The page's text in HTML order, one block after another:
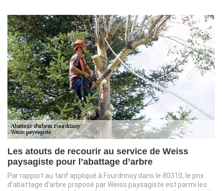
Les atouts de recourir au service de Weiss
paysagiste pour l’abattage d’arbre
Par rapport au tarif appliqué à Fourdrinoy dans le 80310, le prix
d’abattage d’arbre proposé par Weiss paysagiste est parmi les